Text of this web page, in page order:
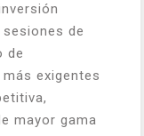
de
de
exigentes
mayor gama